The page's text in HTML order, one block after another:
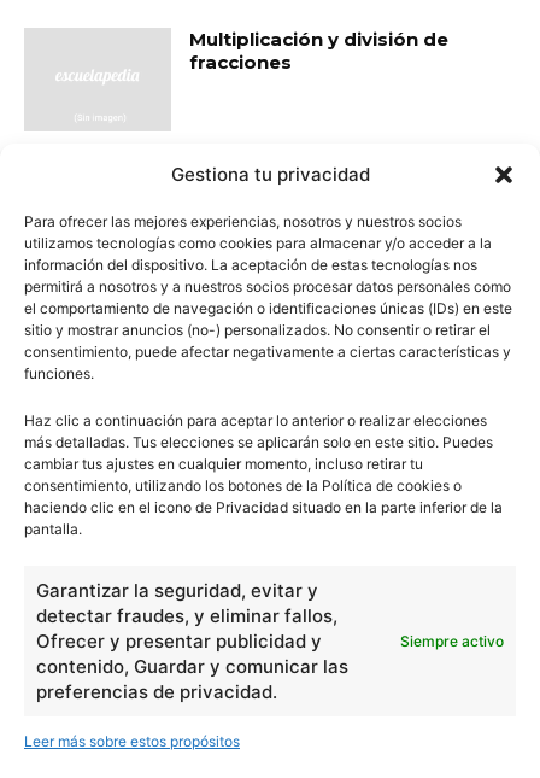
Gestiona tu privacidad
Para ofrecer las mejores experiencias, nosotros y nuestros socios
utilizamos tecnologías como cookies para almacenar y/o acceder a la
información del dispositivo. La aceptación de estas tecnologías nos
permitirá a nosotros y a nuestros socios procesar datos personales como
el comportamiento de navegación o identificaciones únicas (IDs) en este
sitio y mostrar anuncios (no-) personalizados. No consentir o retirar el
consentimiento, puede afectar negativamente a ciertas características y
funciones.
Haz clic a continuación para aceptar lo anterior o realizar elecciones
más detalladas. Tus elecciones se aplicarán solo en este sitio. Puedes
cambiar tus ajustes en cualquier momento, incluso retirar tu
consentimiento, utilizando los botones de la Política de cookies o
haciendo clic en el icono de Privacidad situado en la parte inferior de la
pantalla.
Garantizar la seguridad, evitar y
detectar fraudes, y eliminar fallos,
Ofrecer y presentar publicidad y
contenido, Guardar y comunicar las
preferencias de privacidad.
Siempre activo
Leer más sobre estos propósitos
Multiplicación y división de
fracciones
Características de los planetas
Constitución del mundo
material
- Publicidad -